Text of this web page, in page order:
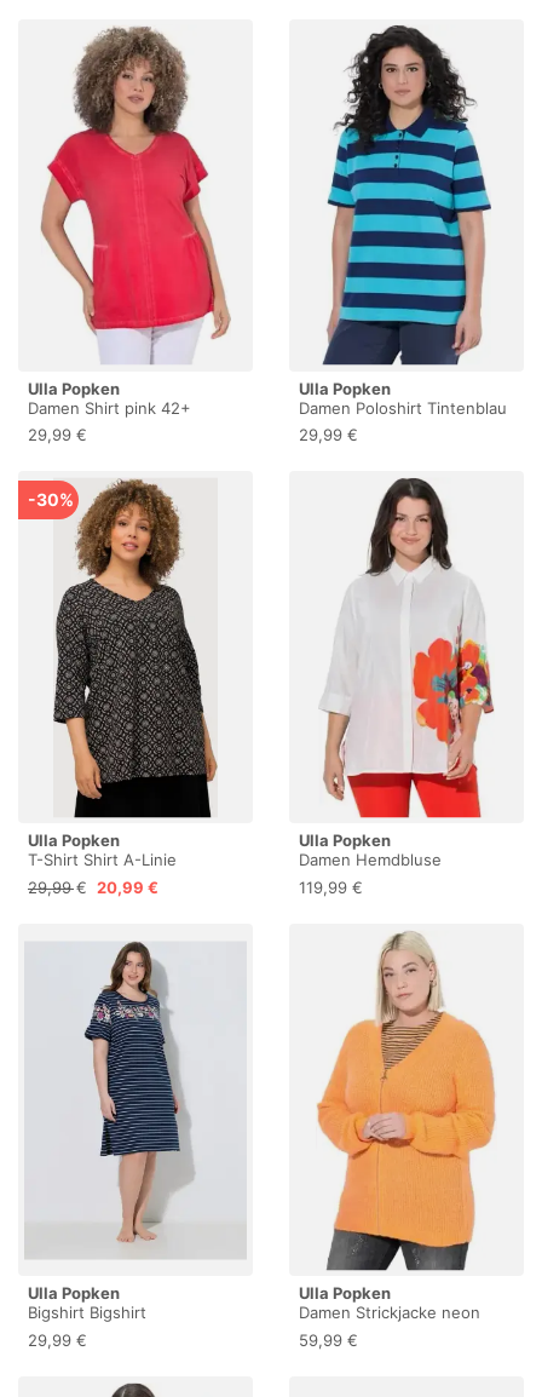
Ulla Popken
Damen Shirt pink 42+
29,99 €
Ulla Popken
Damen Poloshirt Tintenblau
46+
29,99 €
-30%
Ulla Popken
T-Shirt Shirt A-Linie
Zierfalten V-Ausschnitt 3/4-
Arm
29,99 € 20,99 €
Ulla Popken
Damen Hemdbluse
schneeweiß 50+
119,99 €
Ulla Popken
Bigshirt Bigshirt
Blütenstreifen Rundhals
Volant-Halbarm
29,99 €
Ulla Popken
Damen Strickjacke neon
orange 46+
59,99 €